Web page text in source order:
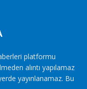
platformu
alıntı yapılamaz
yayınlanamaz. Bu